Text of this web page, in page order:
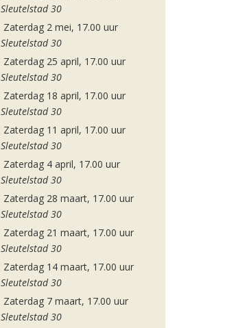
Sleutelstad 30
Zaterdag 2 mei, 17.00 uur
Sleutelstad 30
Zaterdag 25 april, 17.00 uur
Sleutelstad 30
Zaterdag 18 april, 17.00 uur
Sleutelstad 30
Zaterdag 11 april, 17.00 uur
Sleutelstad 30
Zaterdag 4 april, 17.00 uur
Sleutelstad 30
Zaterdag 28 maart, 17.00 uur
Sleutelstad 30
Zaterdag 21 maart, 17.00 uur
Sleutelstad 30
Zaterdag 14 maart, 17.00 uur
Sleutelstad 30
Zaterdag 7 maart, 17.00 uur
Sleutelstad 30